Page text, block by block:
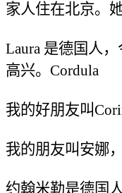
家人住在北京。
Laura 是德国人，
高兴。 Cordula
我的好朋友叫
我的朋友叫安娜
约翰米勒是德国